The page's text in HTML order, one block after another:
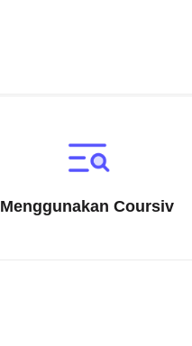
Menggunakan Coursiv